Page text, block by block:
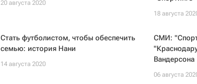
20 августа 2020
18 августа
Стать футболистом, чтобы обеспечить
семью: история Нани
14 августа 2020
СМИ:
Вандерсона
06 августа